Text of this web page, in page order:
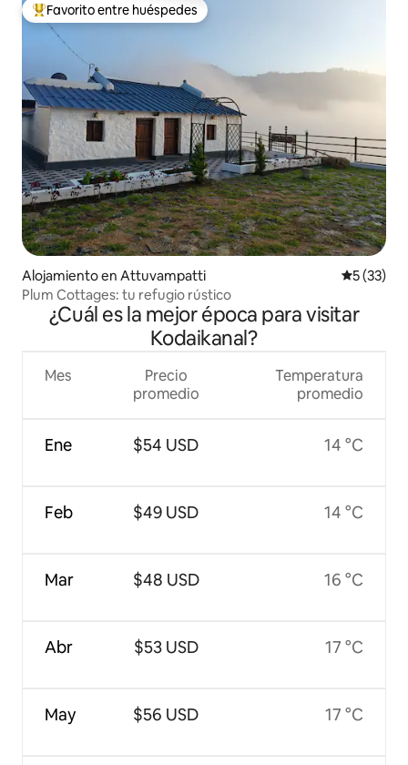
Favorito entre huéspedes preferido
Favorito entre huéspedes
Alojamiento en Attuvampatti
5 (33)
Plum Cottages: tu refugio rústico
¿Cuál es la mejor época para visitar
Kodaikanal?
Mes
Ene
Feb
Mar
Abr
May
Precio
promedio
$54 USD
$49 USD
$48 USD
$53 USD
$56 USD
Temperatura
promedio
14 °C
14 °C
16 °C
17 °C
17 °C